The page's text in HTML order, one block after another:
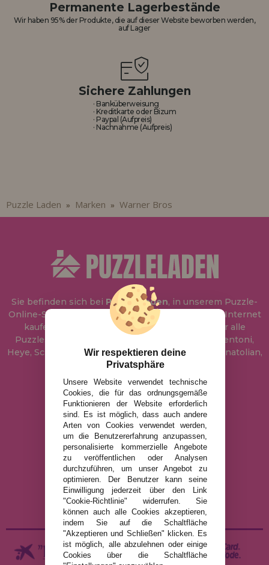
Permanente Lagerbestände
Wir haben 95% der Produkte, die auf dieser Website beworben werden,
auf Lager
Sichere Zahlungen
· Banküberweisung
· Kreditkarte oder Bizum
· Paypal (Aufpreis)
· Nachnahme (Aufpreis)
Puzzle Laden » Marken » Warner Bros
Sie befinden sich bei Puzzle Laden, in unserem Puzzle-
Online-Shop, wo Sie Puzzle zum besten Preis im Internet
kaufen können. In unserem Katalog führen wir alle
Puzzles der Marken Educa, Ravensburger, Clementoni,
Heye, Schmidt, Castorland, Jumbo, Trefl, Piatnik, Anatolian,
Art Puzzle, Gibsons und viele mehr.
info@puzzleladen.de
RECHTLICHE HINWEISE
DATENSCHUTZRICHTLINIE
COOKIE-RICHTLINIE
VERSAND UND RÜCKGABE
RÜCKGABE / WIDERRUF
Wir respektieren deine
Privatsphäre
Unsere Website verwendet technische
Cookies, die für das ordnungsgemäße
Funktionieren der Website erforderlich
sind. Es ist möglich, dass auch andere
Arten von Cookies verwendet werden,
um die Benutzererfahrung anzupassen,
personalisierte kommerzielle Angebote
zu veröffentlichen oder Analysen
durchzuführen, um unser Angebot zu
optimieren. Der Benutzer kann seine
Einwilligung jederzeit über den Link
"Cookie-Richtlinie" widerrufen. Sie
können auch alle Cookies akzeptieren,
indem Sie auf die Schaltfläche
"Akzeptieren und Schließen" klicken. Es
ist möglich, alle abzulehnen oder einige
Cookies über die Schaltfläche